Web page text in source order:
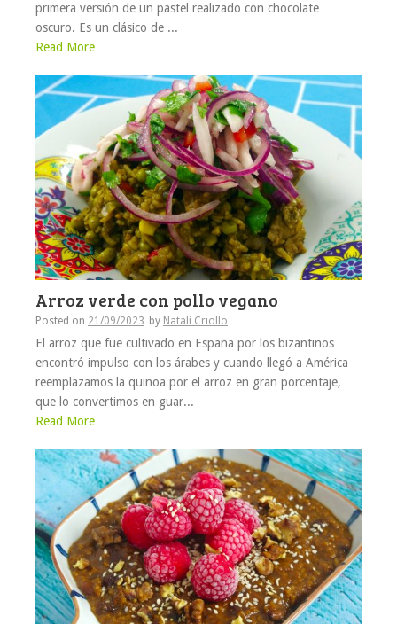
primera versión de un pastel realizado con chocolate
oscuro. Es un clásico de ...
Read More
Arroz verde con pollo vegano
Posted on 21/09/2023 by Natalí Criollo
El arroz que fue cultivado en España por los bizantinos
encontró impulso con los árabes y cuando llegó a América
reemplazamos la quinoa por el arroz en gran porcentaje,
que lo convertimos en guar...
Read More